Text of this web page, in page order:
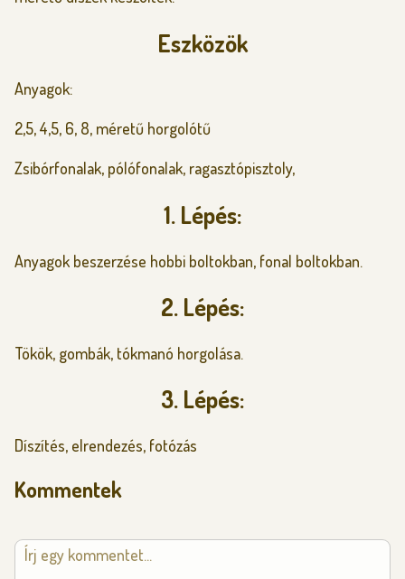
Eszközök
Anyagok:
2,5, 4,5, 6, 8, méretű horgolótű
Zsibórfonalak, pólófonalak, ragasztópisztoly,
1. Lépés:
Anyagok beszerzése hobbi boltokban, fonal boltokban.
2. Lépés:
Tökök, gombák, tókmanó horgolása.
3. Lépés:
Díszítés, elrendezés, fotózás
Kommentek